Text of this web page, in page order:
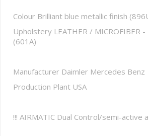
Colour Brilliant blue metallic finish
Upholstery LEATHER / MICROFIBER -
(601A)
Manufacturer Daimler Mercedes Benz
Production Plant USA
!!! AIRMATIC Dual Control/semi-active